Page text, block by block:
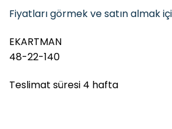
Fiyatları görmek ve satın almak
EKARTMAN
48-22-140
Teslimat süresi 4 hafta